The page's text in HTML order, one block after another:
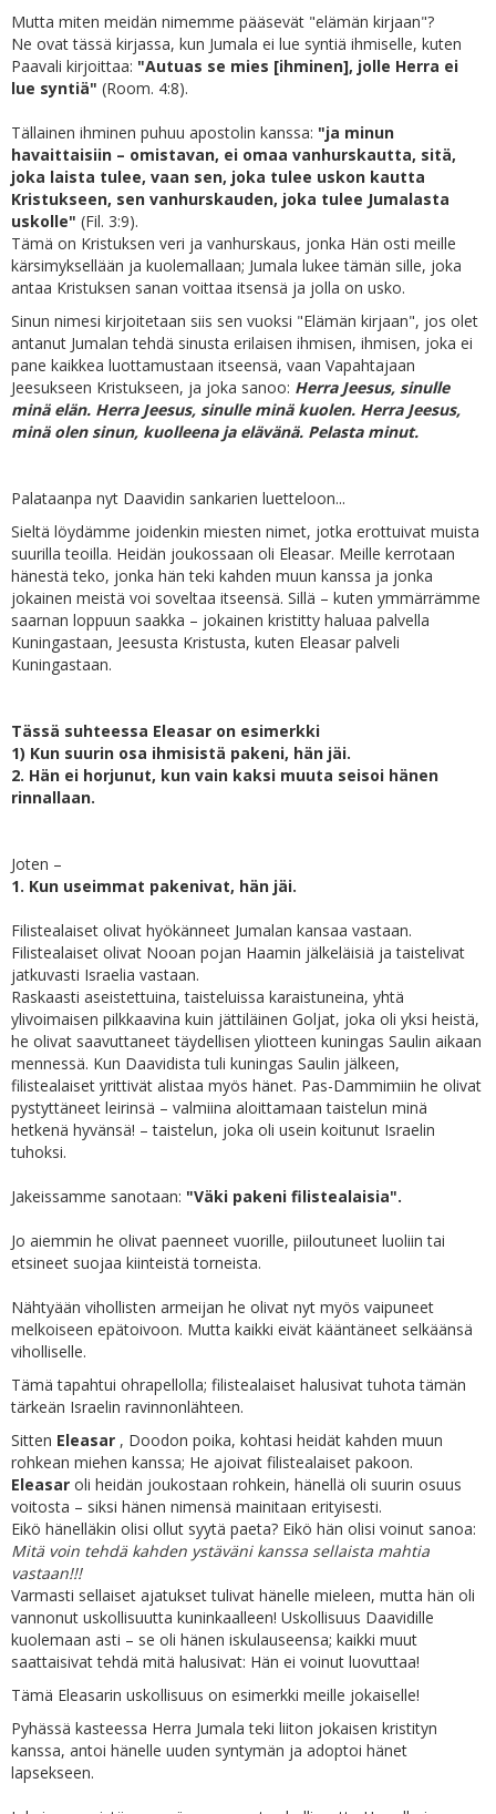
Mutta miten meidän nimemme pääsevät "elämän kirjaan"?
Ne ovat tässä kirjassa, kun Jumala ei lue syntiä ihmiselle, kuten
Paavali kirjoittaa: "Autuas se mies [ihminen], jolle Herra ei
lue syntiä" (Room. 4:8).
Tällainen ihminen puhuu apostolin kanssa: "ja minun
havaittaisiin – omistavan, ei omaa vanhurskautta, sitä,
joka laista tulee, vaan sen, joka tulee uskon kautta
Kristukseen, sen vanhurskauden, joka tulee Jumalasta
uskolle" (Fil. 3:9).
Tämä on Kristuksen veri ja vanhurskaus, jonka Hän osti meille
kärsimyksellään ja kuolemallaan; Jumala lukee tämän sille, joka
antaa Kristuksen sanan voittaa itsensä ja jolla on usko.
Sinun nimesi kirjoitetaan siis sen vuoksi "Elämän kirjaan", jos olet
antanut Jumalan tehdä sinusta erilaisen ihmisen, ihmisen, joka ei
pane kaikkea luottamustaan itseensä, vaan Vapahtajaan
Jeesukseen Kristukseen, ja joka sanoo: Herra Jeesus, sinulle
minä elän. Herra Jeesus, sinulle minä kuolen. Herra Jeesus,
minä olen sinun, kuolleena ja elävänä. Pelasta minut.
Palataanpa nyt Daavidin sankarien luetteloon...
Sieltä löydämme joidenkin miesten nimet, jotka erottuivat muista
suurilla teoilla. Heidän joukossaan oli Eleasar. Meille kerrotaan
hänestä teko, jonka hän teki kahden muun kanssa ja jonka
jokainen meistä voi soveltaa itseensä. Sillä – kuten ymmärrämme
saarnan loppuun saakka – jokainen kristitty haluaa palvella
Kuningastaan, Jeesusta Kristusta, kuten Eleasar palveli
Kuningastaan.
Tässä suhteessa Eleasar on esimerkki
1) Kun suurin osa ihmisistä pakeni, hän jäi.
2. Hän ei horjunut, kun vain kaksi muuta seisoi hänen
rinnallaan.
Joten –
1. Kun useimmat pakenivat, hän jäi.
Filistealaiset olivat hyökänneet Jumalan kansaa vastaan.
Filistealaiset olivat Nooan pojan Haamin jälkeläisiä ja taistelivat
jatkuvasti Israelia vastaan.
Raskaasti aseistettuina, taisteluissa karaistuneina, yhtä
ylivoimaisen pilkkaavina kuin jättiläinen Goljat, joka oli yksi heistä,
he olivat saavuttaneet täydellisen yliotteen kuningas Saulin aikaan
mennessä. Kun Daavidista tuli kuningas Saulin jälkeen,
filistealaiset yrittivät alistaa myös hänet. Pas-Dammimiin he olivat
pystyttäneet leirinsä – valmiina aloittamaan taistelun minä
hetkenä hyvänsä! – taistelun, joka oli usein koitunut Israelin
tuhoksi.
Jakeissamme sanotaan: "Väki pakeni filistealaisia".
Jo aiemmin he olivat paenneet vuorille, piiloutuneet luoliin tai
etsineet suojaa kiinteistä torneista.
Nähtyään vihollisten armeijan he olivat nyt myös vaipuneet
melkoiseen epätoivoon. Mutta kaikki eivät kääntäneet selkäänsä
viholliselle.
Tämä tapahtui ohrapellolla; filistealaiset halusivat tuhota tämän
tärkeän Israelin ravinnonlähteen.
Sitten Eleasar , Doodon poika, kohtasi heidät kahden muun
rohkean miehen kanssa; He ajoivat filistealaiset pakoon.
Eleasar oli heidän joukostaan rohkein, hänellä oli suurin osuus
voitosta – siksi hänen nimensä mainitaan erityisesti.
Eikö hänelläkin olisi ollut syytä paeta? Eikö hän olisi voinut sanoa:
Mitä voin tehdä kahden ystäväni kanssa sellaista mahtia
vastaan!!!
Varmasti sellaiset ajatukset tulivat hänelle mieleen, mutta hän oli
vannonut uskollisuutta kuninkaalleen! Uskollisuus Daavidille
kuolemaan asti – se oli hänen iskulauseensa; kaikki muut
saattaisivat tehdä mitä halusivat: Hän ei voinut luovuttaa!
Tämä Eleasarin uskollisuus on esimerkki meille jokaiselle!
Pyhässä kasteessa Herra Jumala teki liiton jokaisen kristityn
kanssa, antoi hänelle uuden syntymän ja adoptoi hänet
lapsekseen.